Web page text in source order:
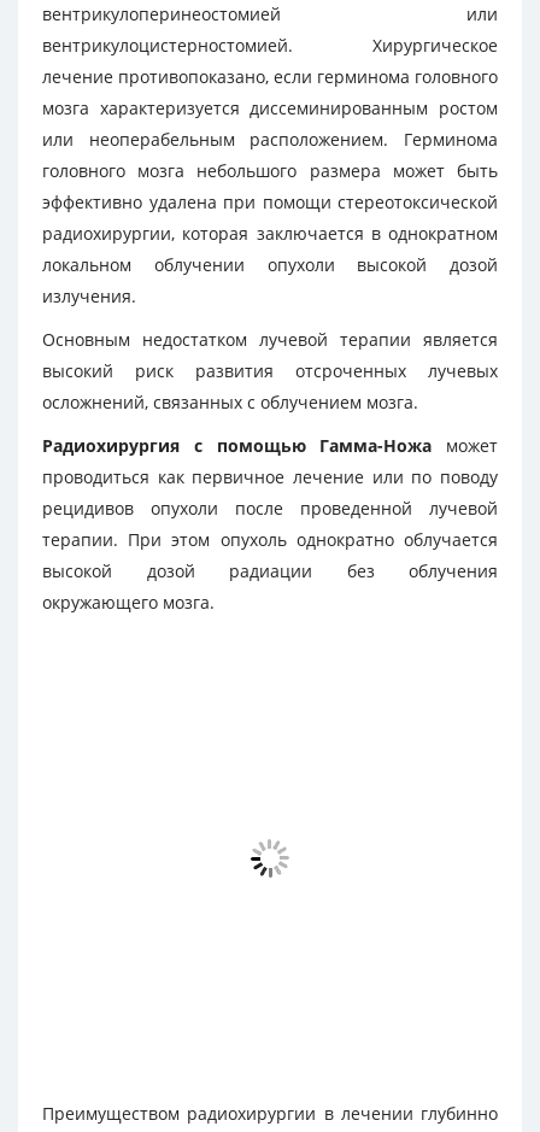
вентрикулоперинеостомией или
вентрикулоцистерностомией. Хирургическое
лечение противопоказано, если герминома головного
мозга характеризуется диссеминированным ростом
или неоперабельным расположением. Герминома
головного мозга небольшого размера может быть
эффективно удалена при помощи стереотоксической
радиохирургии, которая заключается в однократном
локальном облучении опухоли высокой дозой
излучения.
Основным недостатком лучевой терапии является
высокий риск развития отсроченных лучевых
осложнений, связанных с облучением мозга.
Радиохирургия с помощью Гамма-Ножа может
проводиться как первичное лечение или по поводу
рецидивов опухоли после проведенной лучевой
терапии. При этом опухоль однократно облучается
высокой дозой радиации без облучения
окружающего мозга.
Преимуществом радиохирургии в лечении глубинно